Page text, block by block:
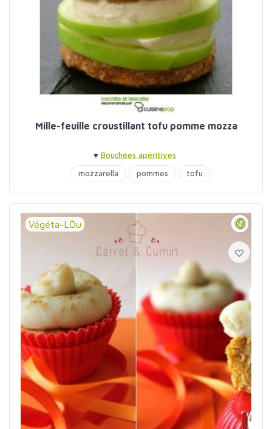
Mille-feuille croustillant tofu pomme mozza
♥ Bouchées apéritives
mozzarella
pommes tofu
Végéta-LÖu